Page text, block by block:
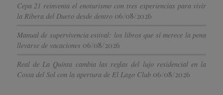
Cepa 21 reinventa el enoturismo con tres experiencias para vivir
la Ribera del Duero desde dentro 06/08/2026
Manual de supervivencia estival: los libros que sí merece la pena
llevarse de vacaciones 06/08/2026
Real de La Quinta cambia las reglas del lujo residencial en la
Costa del Sol con la apertura de El Lago Club 06/08/2026